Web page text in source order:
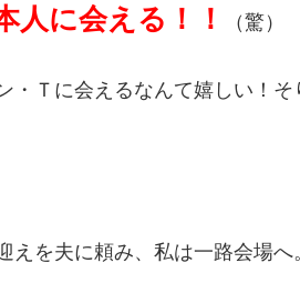
人に会える！！ （驚）
・Ｔに会えるなんて嬉しい！
を夫に頼み、私は一路会場へ